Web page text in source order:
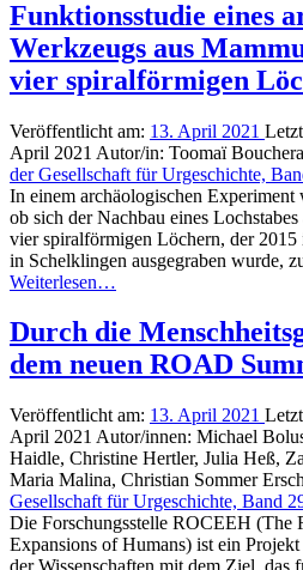
Funktionsstudie eines
Werkzeugs aus
vier spiralförmigen
Veröffentlicht am: 13. April 2021
April 2021 Autor/in: Toomaï
der Gesellschaft für Urgeschichte,
In einem archäologischen Experiment
ob sich der Nachbau eines
vier spiralförmigen Löchern, der
in Schelklingen ausgegraben wurde,
Weiterlesen…
Durch die
dem neuen ROAD
Veröffentlicht am: 13. April 2021
April 2021 Autor/innen: Michael
Haidle, Christine Hertler, Julia Heß,
Maria Malina, Christian Sommer
Gesellschaft für Urgeschichte, Band
Die Forschungsstelle ROCEEH (The
Expansions of Humans) ist ein